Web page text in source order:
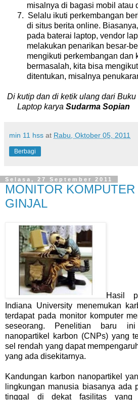
misalnya di bagasi mobil atau
7. Selalu ikuti perkembangan
di situs berita online.
pada baterai laptop, vendor
melakukan penarikan besar-
mengikuti perkembangan dan
bermasalah, kita bisa
ditentukan, misalnya
Di kutip dan di ketik ulang dari
Laptop karya Sudarma Sopian
min 11 hss at Rabu, Oktober 05, 2011
Berbagi
Selasa, 27 September 2011
MONITOR
GINJAL
Hasil
Indiana University menemukan
terdapat pada monitor komputer
seseorang. Penelitian baru
nanopartikel karbon (CNPs) yang
sel rendah yang dapat
yang ada disekitarnya.
Kandungan karbon nanopartikel
lingkungan manusia biasanya ada
tinggal di dekat fasilitas yang